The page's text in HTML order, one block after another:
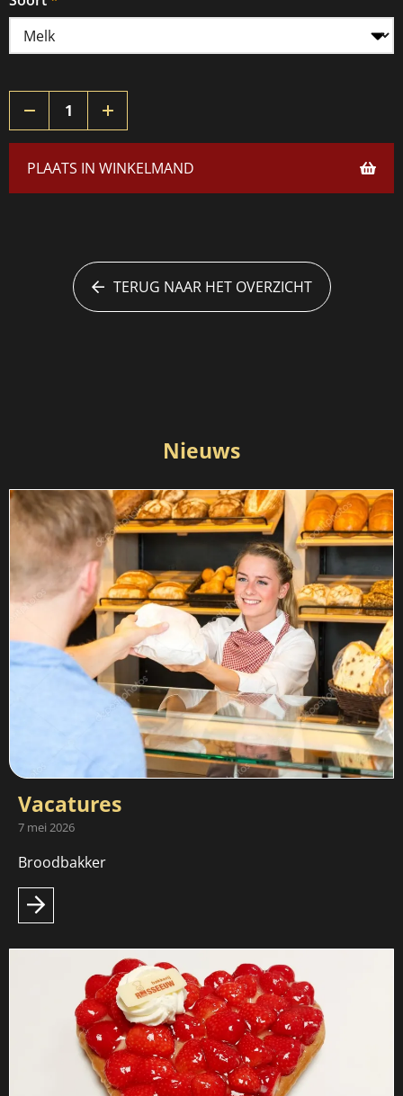
PLAATS IN WINKELMAND
TERUG NAAR HET OVERZICHT
Nieuws
Vacatures
7 mei 2026
Broodbakker